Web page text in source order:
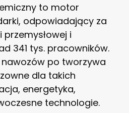
to motor
odpowiadający za
i
341 tys. pracowników.
po tworzywa
dla takich
energetyka,
technologie.